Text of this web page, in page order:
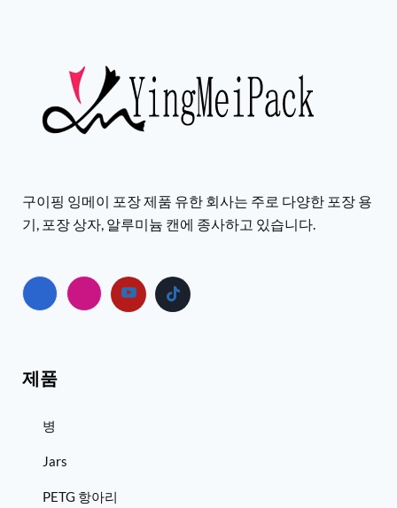
구이핑 잉메이 포장 제품 유한 회사는 주로 다양한 포장 용
기, 포장 상자, 알루미늄 캔에 종사하고 있습니다.
제품
병
Jars
PETG 항아리